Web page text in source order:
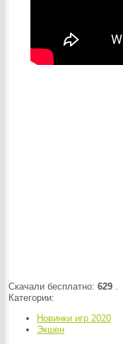
Скачали бесплатно: 629 .
Категории:
Новинки игр 2020
Экшен